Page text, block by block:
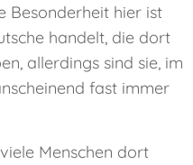
Besonderheit hier ist
handelt, die dort
allerdings sind sie, im
fast immer
Menschen dort